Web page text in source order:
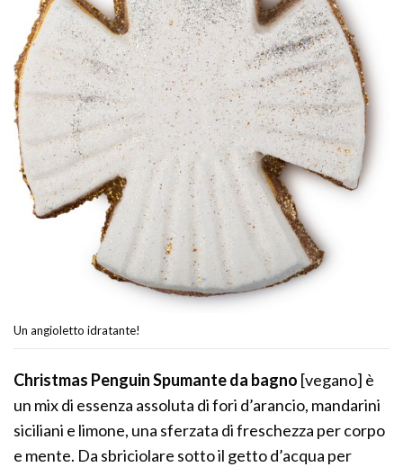
Un angioletto idratante!
Christmas Penguin Spumante da bagno [vegano] è
un mix di essenza assoluta di fori d’arancio, mandarini
siciliani e limone, una sferzata di freschezza per corpo
e mente. Da sbriciolare sotto il getto d’acqua per